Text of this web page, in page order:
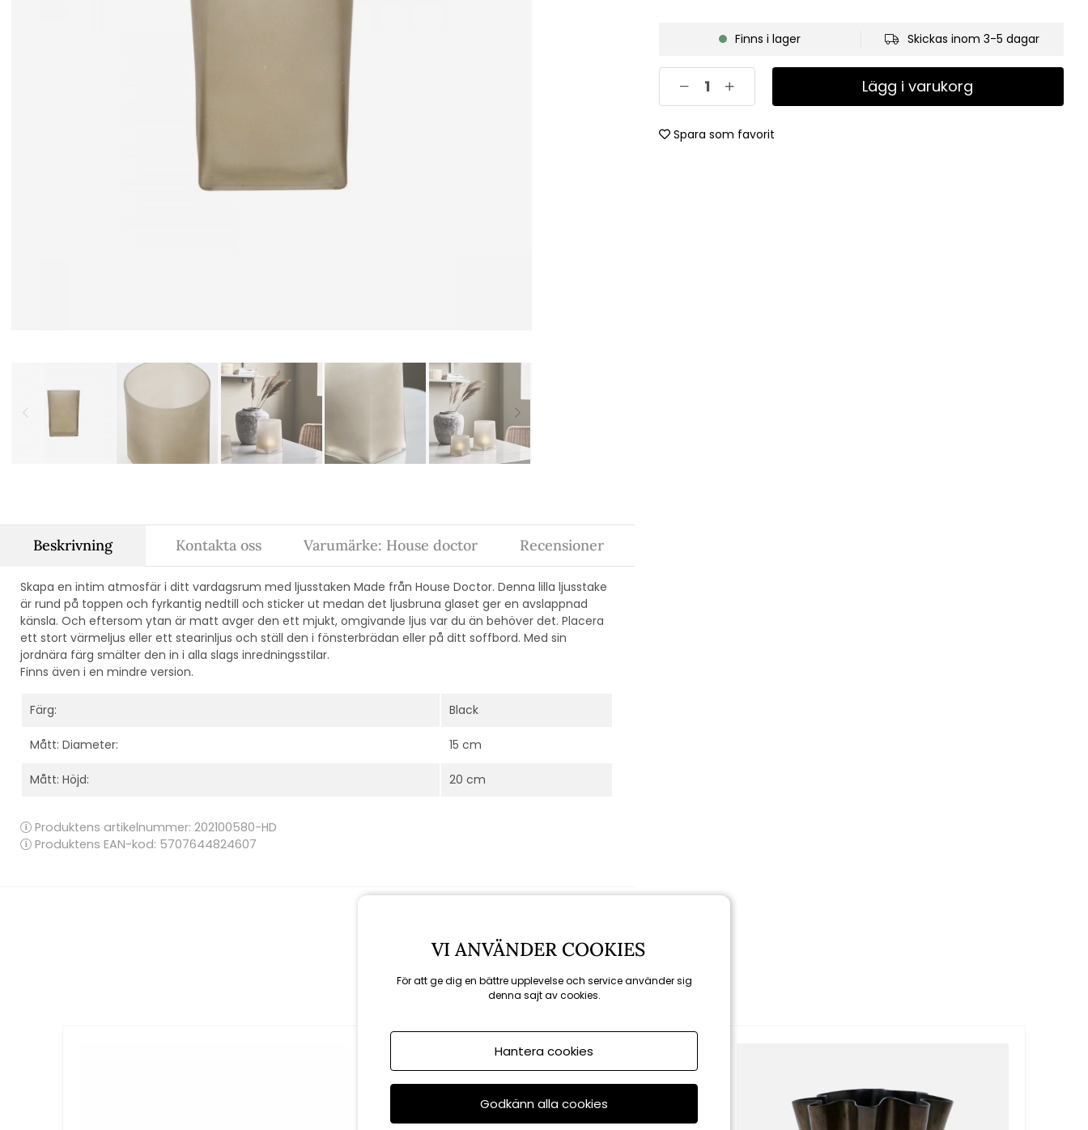
Finns i lager Skickas inom 3-5 dagar
Lägg i varukorg
Spara som favorit
Beskrivning
Skapa en intim atmosfär i ditt vardagsrum med ljusstaken Made från House Doctor. Denna lilla ljusstake
är rund på toppen och fyrkantig nedtill och sticker ut medan det ljusbruna glaset ger en avslappnad
känsla. Och eftersom ytan är matt avger den ett mjukt, omgivande ljus var du än behöver det. Placera
ett stort värmeljus eller ett stearinljus och ställ den i fönsterbrädan eller på ditt soffbord. Med sin
jordnära färg smälter den in i alla slags inredningsstilar.
Finns även i en mindre version.
Färg: Black
Mått: Diameter: 15 cm
Mått: Höjd: 20 cm
Produktens artikelnummer: 202100580-HD
Produktens EAN-kod: 5707644824607
Kontakta oss Varumärke: House doctor Recensioner
Rekommenderade tillbehör
VI ANVÄNDER COOKIES
För att ge dig en bättre upplevelse och service använder sig
denna sajt av cookies.
Hantera cookies
Godkänn alla cookies